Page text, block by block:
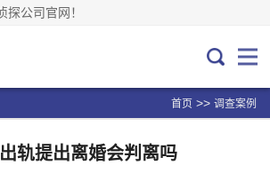
公司官网！
首页 >> 调查案例
轨提出离婚会判离吗